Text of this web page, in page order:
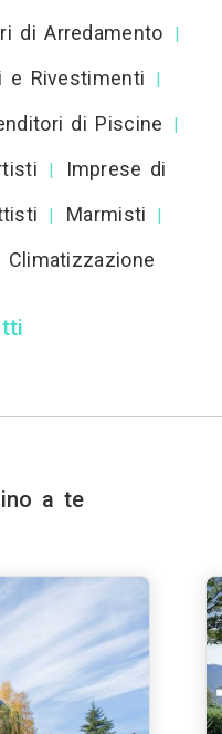
di Arredamento |
e Rivestimenti |
di Piscine |
|
Imprese di
| Marmisti |
a te